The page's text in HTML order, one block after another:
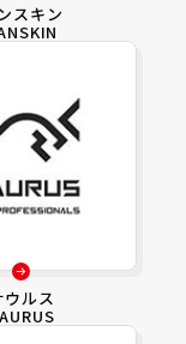
スキン
ウルス